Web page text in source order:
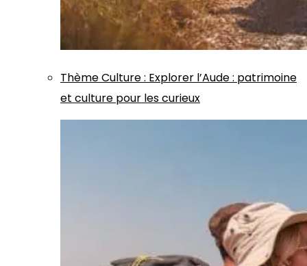
ThèmeCulture: Explorer l’Aude : patrimoine
et culture pour les curieux